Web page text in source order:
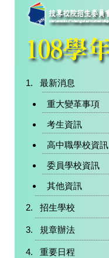
最新消息
重大變革事項
考生資訊
高中職學校資訊
委員學校資訊
其他資訊
招生學校
規章辦法
重要日程